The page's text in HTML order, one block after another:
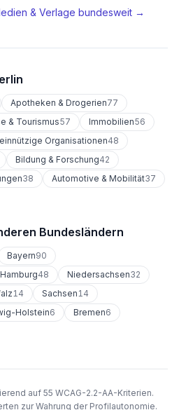
& Verlage bundesweit →
Apotheken & Drogerien77
& Tourismus57 Immobilien56
Organisationen48
Bildung & Forschung42
38 Automotive & Mobilität37
Bundesländern
Bayern90
Hamburg48 Niedersachsen32
14 Sachsen14
Holstein6 Bremen6
auf 55 WCAG-2.2-AA-Kriterien.
zur Wahrung der Profilautonomie.